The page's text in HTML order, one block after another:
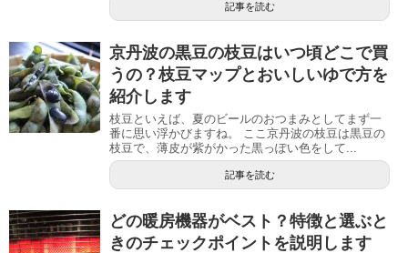
記事を読む
京丹波の黒豆の枝豆はいつ頃どこで買
うの？枝豆マップとおいしいゆで方を
紹介します
枝豆といえば、夏のビールのおつまみとしてまず一
番に思い浮かびますね。 ここ京丹波の枝豆は黒豆の
枝豆で、薄皮が紫がかった黒っぽい色をして...
記事を読む
どの暖房機器がベスト？特徴と選ぶと
きのチェックポイントを説明します